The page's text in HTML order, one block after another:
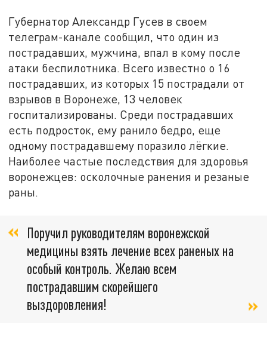
Губернатор Александр Гусев в своем
телеграм-канале сообщил, что один из
пострадавших, мужчина, впал в кому после
атаки беспилотника. Всего известно о 16
пострадавших, из которых 15 пострадали от
взрывов в Воронеже, 13 человек
госпитализированы. Среди пострадавших
есть подросток, ему ранило бедро, еще
одному пострадавшему поразило лёгкие.
Наиболее частые последствия для здоровья
воронежцев: осколочные ранения и резаные
раны.
Поручил руководителям воронежской
медицины взять лечение всех раненых на
особый контроль. Желаю всем
пострадавшим скорейшего
выздоровления!